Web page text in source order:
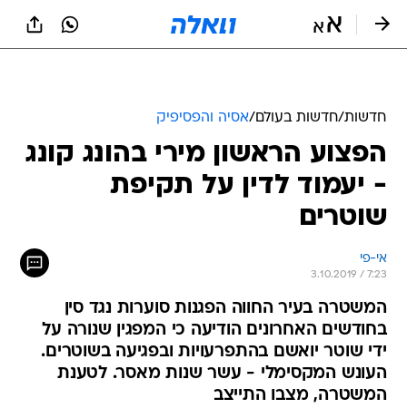
חדשות/חדשות בעולם/אסיה והפסיפיק
הפצוע הראשון מירי בהונג קונג
- יעמוד לדין על תקיפת
שוטרים
אי-פי
3.10.2019 / 7:23
המשטרה בעיר החווה הפגנות סוערות נגד סין
בחודשים האחרונים הודיעה כי המפגין שנורה על
ידי שוטר יואשם בהתפרעויות ובפגיעה בשוטרים.
העונש המקסימלי - עשר שנות מאסר. לטענת
המשטרה, מצבו התייצב